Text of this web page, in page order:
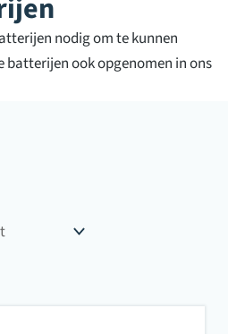
nodig om te kunnen
batterijen ook opgenomen in ons